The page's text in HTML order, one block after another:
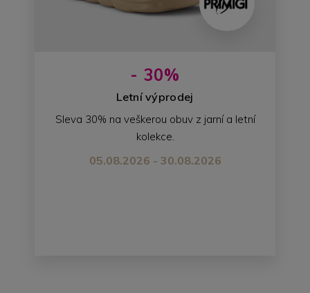
- 30%
Letní výprodej
Sleva 30% na veškerou obuv z jarní a letní
kolekce.
05.08.2026 - 30.08.2026